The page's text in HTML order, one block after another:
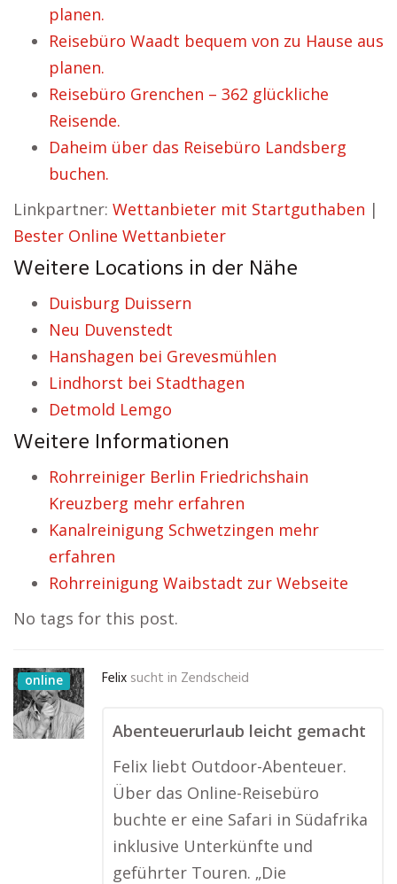
planen.
Reisebüro Waadt bequem von zu Hause aus
planen.
Reisebüro Grenchen – 362 glückliche
Reisende.
Daheim über das Reisebüro Landsberg
buchen.
Linkpartner: Wettanbieter mit Startguthaben |
Bester Online Wettanbieter
Weitere Locations in der Nähe
Duisburg Duissern
Neu Duvenstedt
Hanshagen bei Grevesmühlen
Lindhorst bei Stadthagen
Detmold Lemgo
Weitere Informationen
Rohrreiniger Berlin Friedrichshain
Kreuzberg mehr erfahren
Kanalreinigung Schwetzingen mehr
erfahren
Rohrreinigung Waibstadt zur Webseite
No tags for this post.
online Felix sucht in Zendscheid
Abenteuerurlaub leicht gemacht
Felix liebt Outdoor-Abenteuer.
Über das Online-Reisebüro
buchte er eine Safari in Südafrika
inklusive Unterkünfte und
geführter Touren. „Die